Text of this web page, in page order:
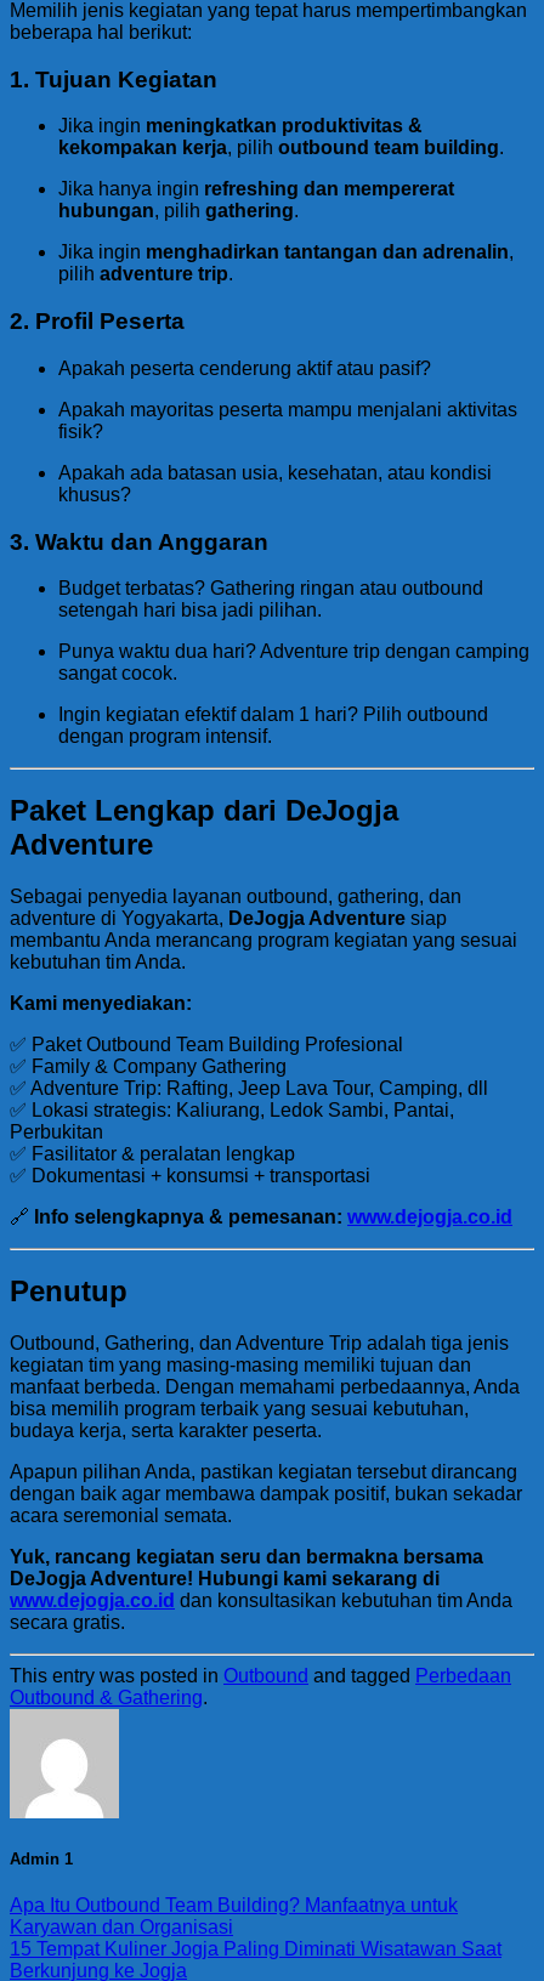
Memilih jenis kegiatan yang tepat harus mempertimbangkan
beberapa hal berikut:
1. Tujuan Kegiatan
Jika ingin meningkatkan produktivitas &
kekompakan kerja, pilih outbound team building.
Jika hanya ingin refreshing dan mempererat
hubungan, pilih gathering.
Jika ingin menghadirkan tantangan dan adrenalin,
pilih adventure trip.
2. Profil Peserta
Apakah peserta cenderung aktif atau pasif?
Apakah mayoritas peserta mampu menjalani aktivitas
fisik?
Apakah ada batasan usia, kesehatan, atau kondisi
khusus?
3. Waktu dan Anggaran
Budget terbatas? Gathering ringan atau outbound
setengah hari bisa jadi pilihan.
Punya waktu dua hari? Adventure trip dengan camping
sangat cocok.
Ingin kegiatan efektif dalam 1 hari? Pilih outbound
dengan program intensif.
Paket Lengkap dari DeJogja
Adventure
Sebagai penyedia layanan outbound, gathering, dan
adventure di Yogyakarta, DeJogja Adventure siap
membantu Anda merancang program kegiatan yang sesuai
kebutuhan tim Anda.
Kami menyediakan:
✅ Paket Outbound Team Building Profesional
✅ Family & Company Gathering
✅ Adventure Trip: Rafting, Jeep Lava Tour, Camping, dll
✅ Lokasi strategis: Kaliurang, Ledok Sambi, Pantai,
Perbukitan
✅ Fasilitator & peralatan lengkap
✅ Dokumentasi + konsumsi + transportasi
🔗 Info selengkapnya & pemesanan: www.dejogja.co.id
Penutup
Outbound, Gathering, dan Adventure Trip adalah tiga jenis
kegiatan tim yang masing-masing memiliki tujuan dan
manfaat berbeda. Dengan memahami perbedaannya, Anda
bisa memilih program terbaik yang sesuai kebutuhan,
budaya kerja, serta karakter peserta.
Apapun pilihan Anda, pastikan kegiatan tersebut dirancang
dengan baik agar membawa dampak positif, bukan sekadar
acara seremonial semata.
Yuk, rancang kegiatan seru dan bermakna bersama
DeJogja Adventure! Hubungi kami sekarang di
www.dejogja.co.id dan konsultasikan kebutuhan tim Anda
secara gratis.
This entry was posted in Outbound and tagged Perbedaan
Outbound & Gathering.
Admin 1
Apa Itu Outbound Team Building? Manfaatnya untuk
Karyawan dan Organisasi
15 Tempat Kuliner Jogja Paling Diminati Wisatawan Saat
Berkunjung ke Jogja